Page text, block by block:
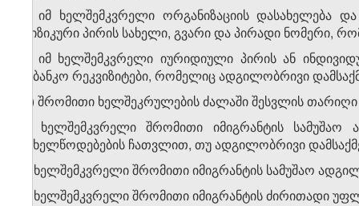
ბ) იმ ხელშემკვრელი ორგანიზაციის დასახელება
ფიზიკური პირის სახელი, გვარი და პირადი ნომერი,
გ) იმ ხელშემკვრელი იურიდიული პირის ან
საბანკო რეკვიზიტები, რომელიც ადგილობრივი
დ) შრომითი ხელშეკრულების ძალაში შესვლის
ე) ხელშემკვრელი შრომითი იმიგრანტის
სახელწოდებების ჩათვლით, თუ ადგილობრივი
ვ) ხელშემკვრელი შრომითი იმიგრანტის სამუშაო
ზ) ხელშემკვრელი შრომითი იმიგრანტის ძირითადი